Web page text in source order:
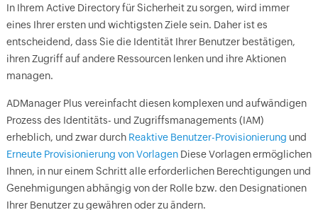
In Ihrem Active Directory für Sicherheit zu sorgen, wird immer
eines Ihrer ersten und wichtigsten Ziele sein. Daher ist es
entscheidend, dass Sie die Identität Ihrer Benutzer bestätigen,
ihren Zugriff auf andere Ressourcen lenken und ihre Aktionen
managen.
ADManager Plus vereinfacht diesen komplexen und aufwändigen
Prozess des Identitäts- und Zugriffsmanagements (IAM)
erheblich, und zwar durch Reaktive Benutzer-Provisionierung und
Erneute Provisionierung von VorlagenDiese Vorlagen ermöglichen
Ihnen, in nur einem Schritt alle erforderlichen Berechtigungen und
Genehmigungen abhängig von der Rolle bzw. den Designationen
Ihrer Benutzer zu gewähren oder zu ändern.